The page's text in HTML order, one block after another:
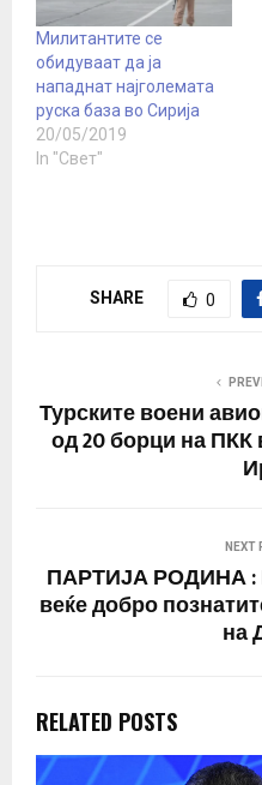
Милитантите се
обидуваат да ја
нападнат најголемата
руска база во Сирија
20/05/2019
In "Свет"
SHARE 0
Турските воени
од 20 борци на ПКК
NEXT
ПАРТИЈА РОДИНА :
веќе добро
на
RELATED POSTS